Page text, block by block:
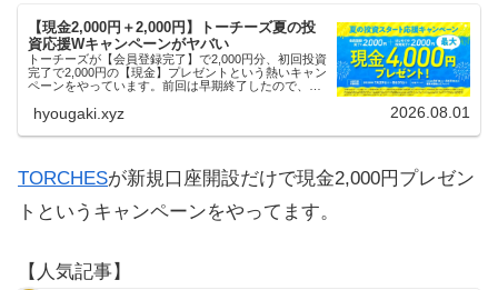
【現金2,000円＋2,000円】トーチーズ夏の投
資応援Wキャンペーンがヤバい
トーチーズが【会員登録完了】で2,000円分、初回投資
完了で2,000円の【現金】プレゼントという熱いキャン
ペーンをやっています。前回は早期終了したので、使
hyougaki.xyz 2026.08.01
TORCHESが新規口座開設だけで現金2,000円プレゼン
トというキャンペーンをやってます。
【人気記事】